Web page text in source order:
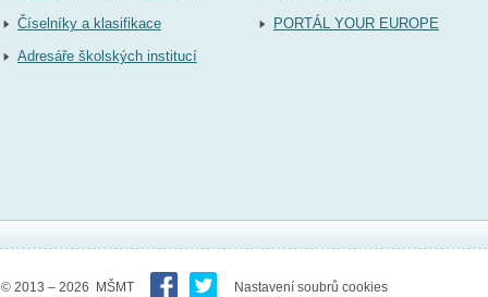
Číselníky a klasifikace
Adresáře školských institucí
PORTÁL YOUR EUROPE
© 2013 – 2026 MŠMT Nastavení soubrů cookies